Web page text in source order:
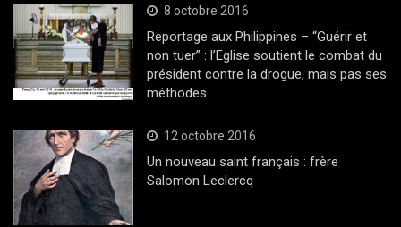
8 octobre 2016
Reportage aux Philippines – “Guérir et
non tuer” : l’Eglise soutient le combat du
président contre la drogue, mais pas ses
méthodes
12 octobre 2016
Un nouveau saint français : frère
Salomon Leclercq